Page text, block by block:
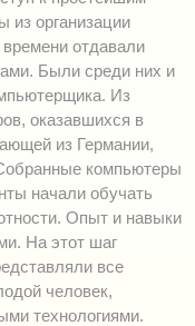
из организации
отдавали
Были среди них и
Из
оказавшихся в
из Германии,
компьютеры
начали обучать
Опыт и навыки
На этот шаг
все
человек,
технологиями.